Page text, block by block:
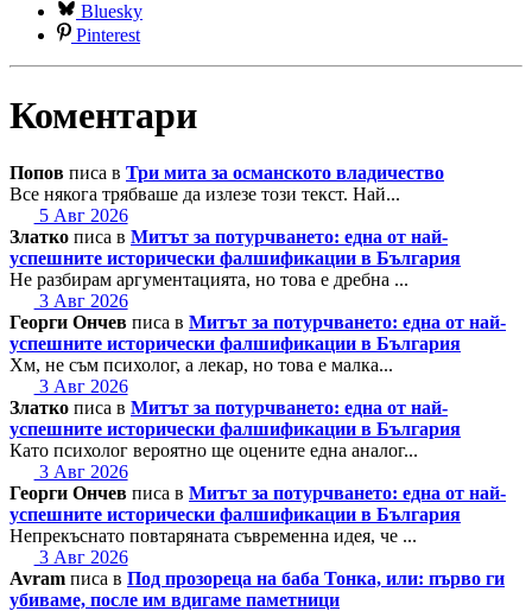
Bluesky
Pinterest
Коментари
Попов писа в Три мита за османското владичество
Все някога трябваше да излезе този текст. Най...
5 Авг 2026
Златко писа в Митът за потурчването: една от най-
успешните исторически фалшификации в България
Не разбирам аргументацията, но това е дребна ...
3 Авг 2026
Георги Ончев писа в Митът за потурчването: една от най-
успешните исторически фалшификации в България
Хм, не съм психолог, а лекар, но това е малка...
3 Авг 2026
Златко писа в Митът за потурчването: една от най-
успешните исторически фалшификации в България
Като психолог вероятно ще оцените една аналог...
3 Авг 2026
Георги Ончев писа в Митът за потурчването: една от най-
успешните исторически фалшификации в България
Непрекъснато повтаряната съвременна идея, че ...
3 Авг 2026
Avram писа в Под прозореца на баба Тонка, или: първо ги
убиваме, после им вдигаме паметници